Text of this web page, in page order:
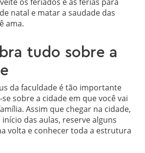
natal e matar a saudade das
ama.
tudo sobre a
da faculdade é tão importante
sobre a cidade em que você vai
Assim que chegar na cidade,
das aulas, reserve alguns
volta e conhecer toda a estrutura